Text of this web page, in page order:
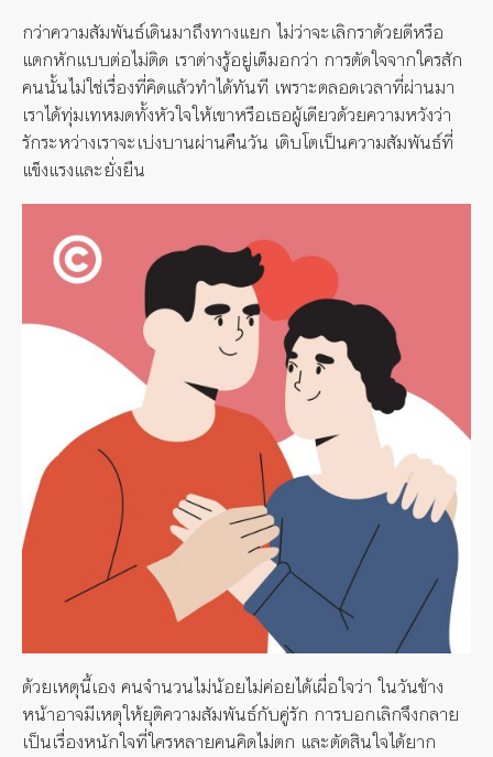
กว่าความสัมพันธ์เดินมาถึงทางแยก ไม่ว่าจะเลิกราด้วยดีหรือ
แตกหักแบบต่อไม่ติด เราต่างรู้อยู่เต็มอกว่า การตัดใจจากใครสัก
คนนั้นไม่ใช่เรื่องที่คิดแล้วทำได้ทันที เพราะตลอดเวลาที่ผ่านมา
เราได้ทุ่มเทหมดทั้งหัวใจให้เขาหรือเธอผู้เดียวด้วยความหวังว่า
รักระหว่างเราจะเบ่งบานผ่านคืนวัน เติบโตเป็นความสัมพันธ์ที่
แข็งแรงและยั่งยืน
ด้วยเหตุนี้เอง คนจำนวนไม่น้อยไม่ค่อยได้เผื่อใจว่า ในวันข้าง
หน้าอาจมีเหตุให้ยุติความสัมพันธ์กับคู่รัก การบอกเลิกจึงกลาย
เป็นเรื่องหนักใจที่ใครหลายคนคิดไม่ตก และตัดสินใจได้ยาก